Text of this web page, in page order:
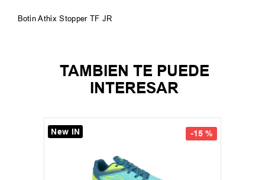
Botin Athix Stopper TF JR
TAMBIEN TE PUEDE
INTERESAR
-15 %
New IN